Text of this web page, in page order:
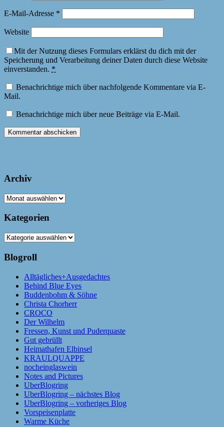
E-Mail-Adresse *
Website
Mit der Nutzung dieses Formulars erklärst du dich mit der
Speicherung und Verarbeitung deiner Daten durch diese Website
einverstanden. *
Benachrichtige mich über nachfolgende Kommentare via E-
Mail.
Benachrichtige mich über neue Beiträge via E-Mail.
Archiv
Archiv
Kategorien
Kategorien
Blogroll
Alltägliches+Ausgedachtes
Behind Blue Eyes
Buddenbohm & Söhne
Christa Chorherr
CROCO
Der Wilhelm
Fressen, Kunst und Puderquaste
Gut gebrüllt
Heimathafen Elbinsel
KRAULQUAPPE
nocheinglaswein
Notes and Pictures
UberBlogring
UberBlogring – nächstes Blog
UberBlogring – vorheriges Blog
Vorspeisenplatte
Warme Küche